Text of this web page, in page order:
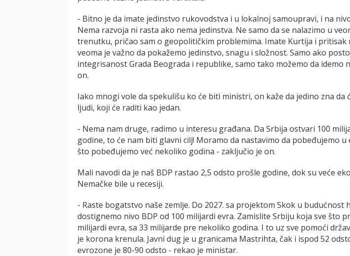
- Bitno je da imate jedinstvo rukovodstva i u lokalnoj samoupravi, i na
Nema razvoja ni rasta ako nema jedinstva. Ne samo da se nalazimo u
trenutku, pričao sam o geopolitičkim problemima. Imate Kurtija i pritisak
veoma je važno da pokažemo jedinstvo, snagu i složnost. Samo ako
integrisanost Grada Beograda i republike, samo tako možemo da idemo
on.
Iako mnogi vole da spekulišu ko će biti ministri, on kaže da jedino zna da
ljudi, koji će raditi kao jedan.
- Nema nam druge, radimo u interesu građana. Da Srbija ostvari 100
godine, to će nam biti glavni cilj! Moramo da nastavimo da pobeđujemo u
što pobeđujemo već nekoliko godina - zaključio je on.
Mali navodi da je naš BDP rastao 2,5 odsto prošle godine, dok su veće
Nemačke bile u recesiji.
- Raste bogatstvo naše zemlje. Do 2027. sa projektom Skok u budućnost
dostignemo nivo BDP od 100 milijardi evra. Zamislite Srbiju koja sve što
milijardi evra, sa 33 milijarde pre nekoliko godina. I to uz sve pomoći
je korona krenula. Javni dug je u granicama Mastrihta, čak i ispod 52
evrozone je 80-90 odsto - rekao je ministar.